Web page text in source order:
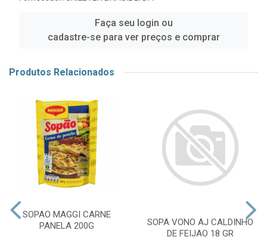
Faça seu login ou
cadastre-se para ver preços e comprar
Produtos Relacionados
SOPAO MAGGI CARNE
PANELA 200G
SOPA VONO AJ CALDINHO
DE FEIJAO 18 GR